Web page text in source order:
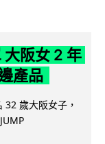
阪女 2 年
產品
歲大阪女子，